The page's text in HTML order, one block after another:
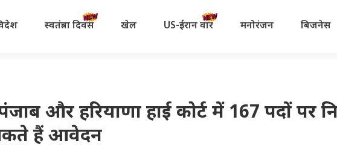
स्वतंत्रता दिवस खेल US-ईरान वॉर मनोरंजन बिजनेस
और हरियाणा हाई कोर्ट में 167 पदों पर
हैं आवेदन